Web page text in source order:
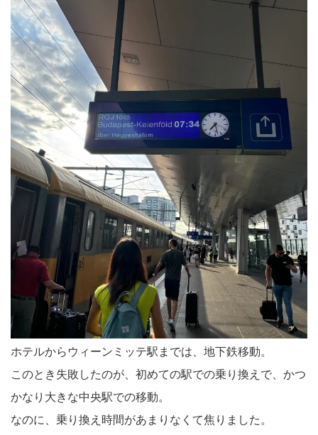
ホテルからウィーンミッテ駅までは、地下鉄移動。
このとき失敗したのが、初めての駅での乗り換えで、かつ
かなり大きな中央駅での移動。
なのに、乗り換え時間があまりなくて焦りました。